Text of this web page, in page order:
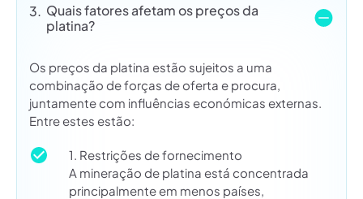
3. Quais fatores afetam os preços da
platina?
Os preços da platina estão sujeitos a uma
combinação de forças de oferta e procura,
juntamente com influências económicas externas.
Entre estes estão:
1. Restrições de fornecimento
A mineração de platina está concentrada
principalmente em menos países,